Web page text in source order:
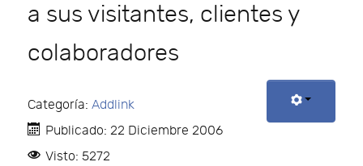
a sus visitantes, clientes y
colaboradores
Categoría: Addlink
Publicado: 22 Diciembre 2006
Visto: 5272